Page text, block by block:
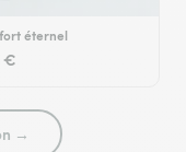
éternel
€
→